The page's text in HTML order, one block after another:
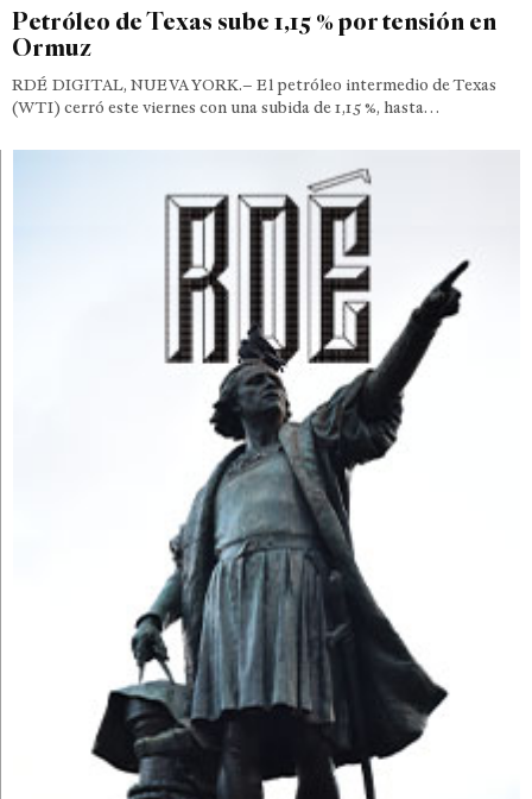
Petróleo de Texas sube 1,15 % por tensión en
Ormuz
RDÉ DIGITAL, NUEVA YORK.– El petróleo intermedio de Texas
(WTI) cerró este viernes con una subida de 1,15 %, hasta…